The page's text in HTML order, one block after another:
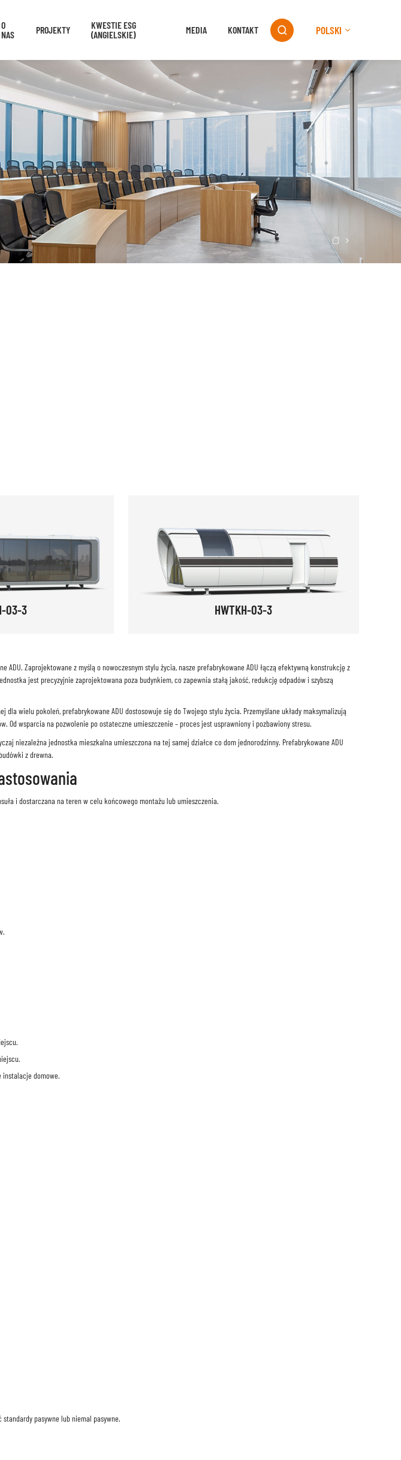
O
NAS
PROJEKTY
KWESTIE ESG
(ANGIELSKIE)
MEDIA KONTAKT  POLSKI

03-3 HWTKH-03-3
ADU. Zaprojektowane z myślą o nowoczesnym stylu życia, nasze prefabrykowane ADU łączą efektywną konstrukcję z
jest precyzyjnie zaprojektowana poza budynkiem, co zapewnia stałą jakość, redukcję odpadów i szybszą
wielu pokoleń, prefabrykowane ADU dostosowuje się do Twojego stylu życia. Przemyślane układy maksymalizują
Od wsparcia na pozwolenie po ostateczne umieszczenie – proces jest usprawniony i pozbawiony stresu.
niezależna jednostka mieszkalna umieszczona na tej samej działce co dom jednorodzinny. Prefabrykowane ADU
z drewna.
i dostarczana na teren w celu końcowego montażu lub umieszczenia.
instalacje domowe.
standardy pasywne lub niemal pasywne.